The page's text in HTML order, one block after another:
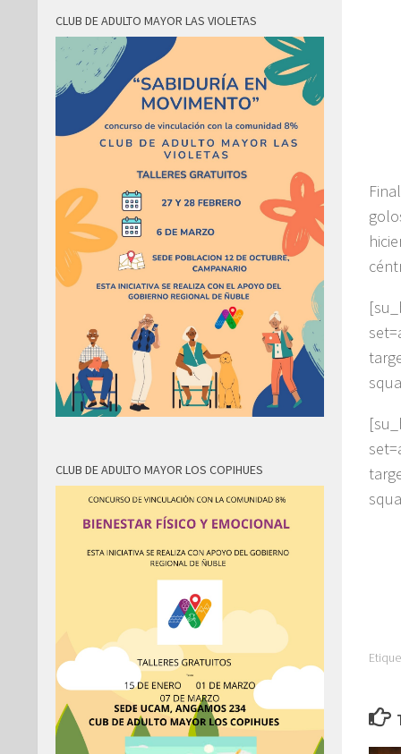
CLUB DE ADULTO MAYOR LAS VIOLETAS
CLUB DE ADULTO MAYOR LOS COPIHUES